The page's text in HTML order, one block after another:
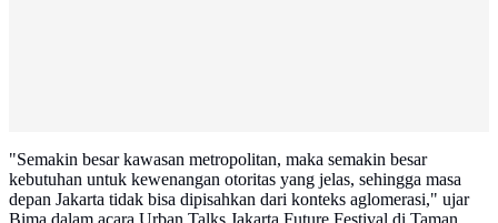
"Semakin besar kawasan metropolitan, maka semakin besar
kebutuhan untuk kewenangan otoritas yang jelas, sehingga masa
depan Jakarta tidak bisa dipisahkan dari konteks aglomerasi," ujar